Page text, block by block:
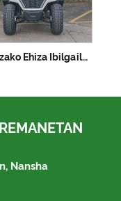
2 plazako Ehiza Ibilgailu Elektrikoa
Nansha